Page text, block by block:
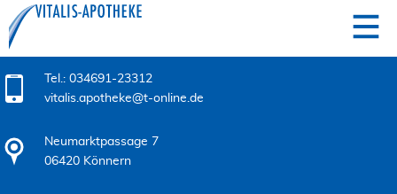
Tel.: 034691-23312
vitalis.apotheke@t-online.de
Neumarktpassage 7
06420 Könnern